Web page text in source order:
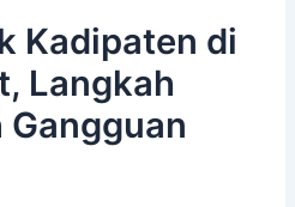
Kadipaten di
Langkah
Gangguan